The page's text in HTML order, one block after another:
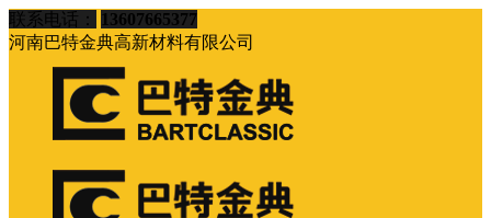
联系电话：
13607665377
河南巴特金典高新材料有限公司